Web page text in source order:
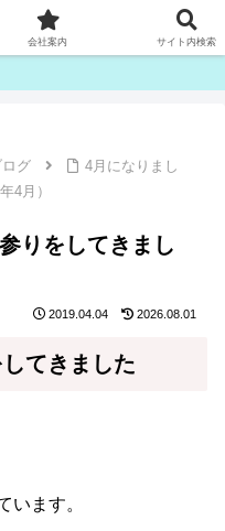
田産業直販部です
グ
4月になりまし
4月）
りをしてきまし
2019.04.04 2026.08.01
てきました
います。
会社案内 サイト内検索